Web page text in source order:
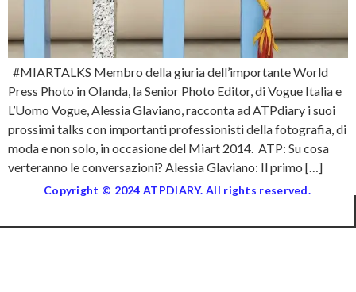
#MIARTALKS Membro della giuria dell’importante World
Press Photo in Olanda, la Senior Photo Editor, di Vogue Italia e
L’Uomo Vogue, Alessia Glaviano, racconta ad ATPdiary i suoi
prossimi talks con importanti professionisti della fotografia, di
moda e non solo, in occasione del Miart 2014. ATP: Su cosa
verteranno le conversazioni? Alessia Glaviano: Il primo […]
Copyright © 2024 ATPDIARY. All rights reserved.